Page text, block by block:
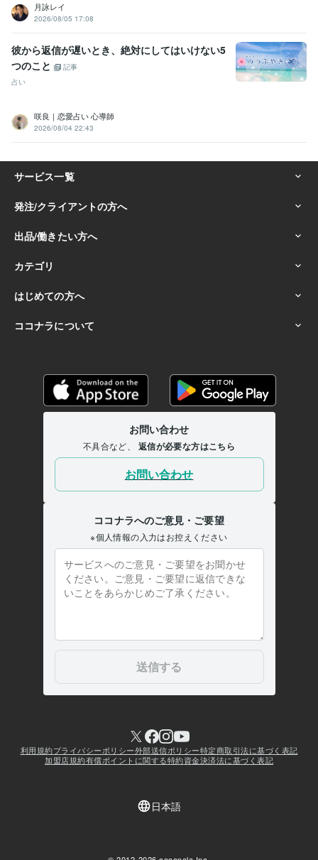
月詠レイ
2026/08/05 17:08
彼から返信が遅いとき、絶対にしてはいけない5
つのこと
記事
占い
咲良｜恋愛占い 心導師
2026/08/04 22:43